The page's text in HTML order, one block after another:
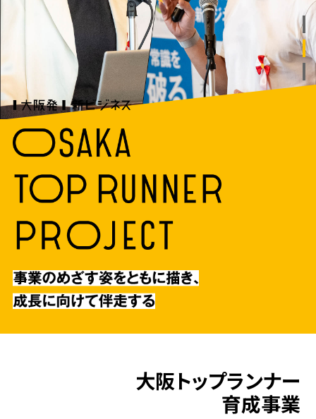
⼤阪トップランナー
育成事業